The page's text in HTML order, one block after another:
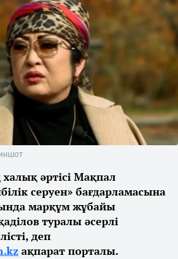
әртісі Мақпал
серуен» бағдарламасына
марқұм жұбайы
туралы әсерлі
деп
ақпарат порталы.